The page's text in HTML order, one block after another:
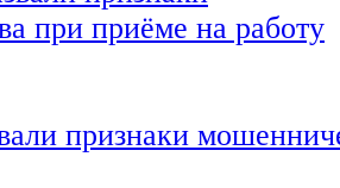
признаки